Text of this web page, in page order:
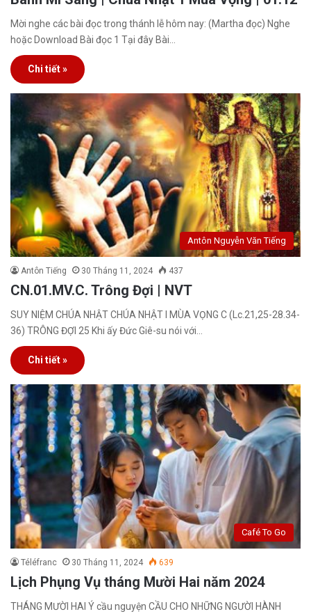
Mời nghe các bài đọc trong thánh lễ hôm nay: (Martha đọc) Nghe
hoặc Download Bài đọc 1 Tại đây Bài…
Chi tiết »
Antôn Nguyễn Văn Tiếng
Antôn Tiếng 30 Tháng 11, 2024 437
CN.01.MV.C. Trông Đợi | NVT
SUY NIỆM CHÚA NHẬT CHÚA NHẬT I MÙA VỌNG C (Lc.21,25-28.34-
36) TRÔNG ĐỢI 25 Khi ấy Đức Giê-su nói với…
Chi tiết »
Café To Go
Téléfranc 30 Tháng 11, 2024 639
Lịch Phụng Vụ tháng Mười Hai năm 2024
THÁNG MƯỜI HAI Ý cầu nguyện CẦU CHO NHỮNG NGƯỜI HÀNH